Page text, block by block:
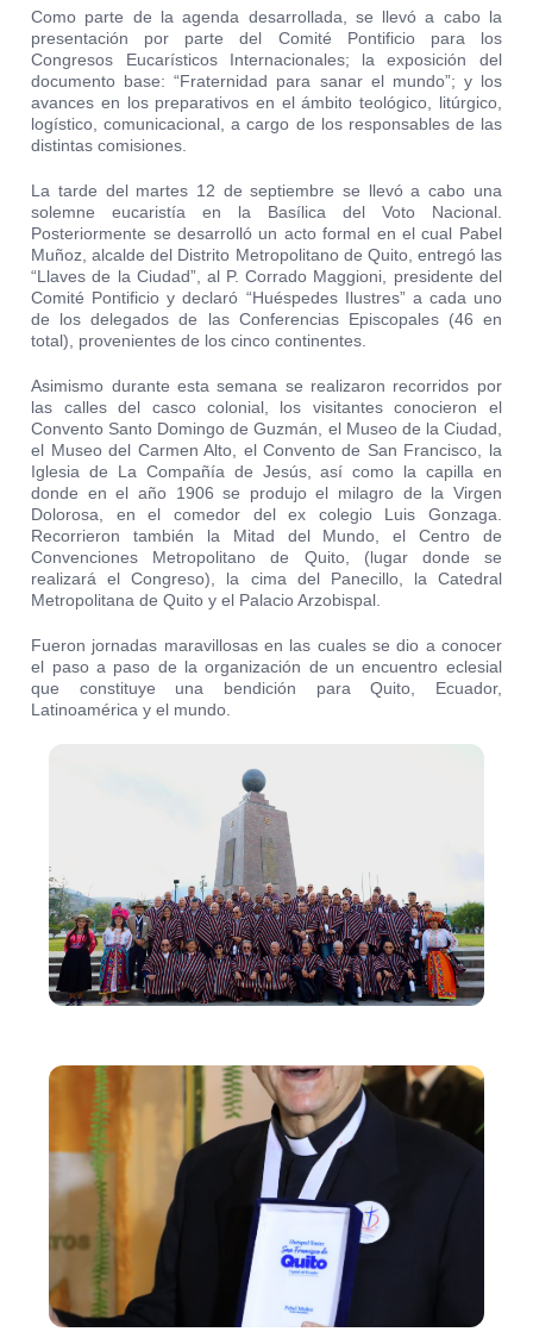
Como parte de la agenda desarrollada, se llevó a cabo la
presentación por parte del Comité Pontificio para los
Congresos Eucarísticos Internacionales; la exposición del
documento base: “Fraternidad para sanar el mundo”; y los
avances en los preparativos en el ámbito teológico, litúrgico,
logístico, comunicacional, a cargo de los responsables de las
distintas comisiones.
La tarde del martes 12 de septiembre se llevó a cabo una
solemne eucaristía en la Basílica del Voto Nacional.
Posteriormente se desarrolló un acto formal en el cual Pabel
Muñoz, alcalde del Distrito Metropolitano de Quito, entregó las
“Llaves de la Ciudad”, al P. Corrado Maggioni, presidente del
Comité Pontificio y declaró “Huéspedes Ilustres” a cada uno
de los delegados de las Conferencias Episcopales (46 en
total), provenientes de los cinco continentes.
Asimismo durante esta semana se realizaron recorridos por
las calles del casco colonial, los visitantes conocieron el
Convento Santo Domingo de Guzmán, el Museo de la Ciudad,
el Museo del Carmen Alto, el Convento de San Francisco, la
Iglesia de La Compañía de Jesús, así como la capilla en
donde en el año 1906 se produjo el milagro de la Virgen
Dolorosa, en el comedor del ex colegio Luis Gonzaga.
Recorrieron también la Mitad del Mundo, el Centro de
Convenciones Metropolitano de Quito, (lugar donde se
realizará el Congreso), la cima del Panecillo, la Catedral
Metropolitana de Quito y el Palacio Arzobispal.
Fueron jornadas maravillosas en las cuales se dio a conocer
el paso a paso de la organización de un encuentro eclesial
que constituye una bendición para Quito, Ecuador,
Latinoamérica y el mundo.